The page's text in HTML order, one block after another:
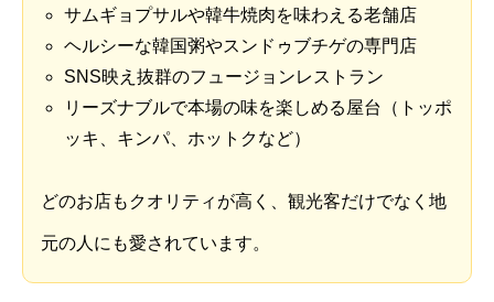
サムギョプサルや韓牛焼肉を味わえる老舗店
ヘルシーな韓国粥やスンドゥブチゲの専門店
SNS映え抜群のフュージョンレストラン
リーズナブルで本場の味を楽しめる屋台（トッポ
ッキ、キンパ、ホットクなど）
どのお店もクオリティが高く、観光客だけでなく地
元の人にも愛されています。